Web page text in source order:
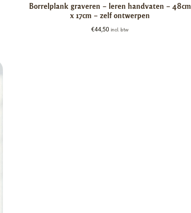
Borrelplank graveren – leren handvaten – 48cm
x 17cm – zelf ontwerpen
€44,50 incl. btw